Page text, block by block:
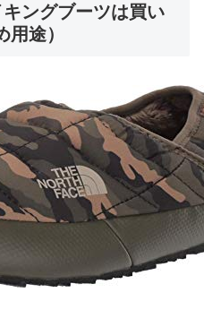
ングブーツは買い
途）